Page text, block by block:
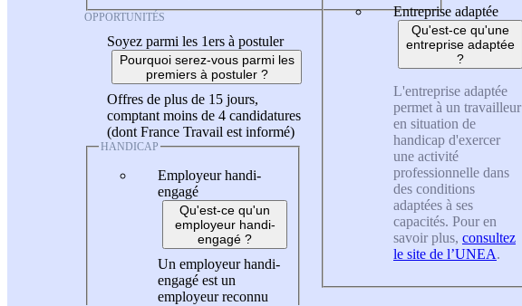
OPPORTUNITÉS
Soyez parmi les 1ers à postuler
Pourquoi serez-vous parmi les
premiers à postuler ?
Offres de plus de 15 jours,
comptant moins de 4 candidatures
(dont France Travail est informé)
HANDICAP
Employeur handi-
engagé
Qu'est-ce qu'un
employeur handi-
engagé ?
Un employeur handi-
engagé est un
employeur reconnu
Entreprise adaptée
Qu'est-ce qu'une
entreprise adaptée
?
L'entreprise adaptée
permet à un travailleur
en situation de
handicap d'exercer
une activité
professionnelle dans
des conditions
adaptées à ses
capacités. Pour en
savoir plus, consultez
le site de l’UNEA.